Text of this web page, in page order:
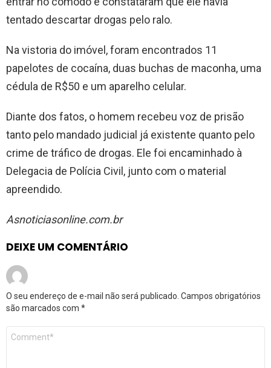
tentado descartar drogas pelo ralo.
Na vistoria do imóvel, foram encontrados 11
papelotes de cocaína, duas buchas de maconha, uma
cédula de R$50 e um aparelho celular.
Diante dos fatos, o homem recebeu voz de prisão
tanto pelo mandado judicial já existente quanto pelo
crime de tráfico de drogas. Ele foi encaminhado à
Delegacia de Polícia Civil, junto com o material
apreendido.
Asnoticiasonline.com.br
DEIXE UM COMENTÁRIO
O seu endereço de e-mail não será publicado. Campos obrigatórios
são marcados com *
Comentário